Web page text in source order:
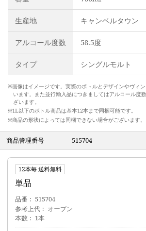
生産地 キャンベルタウン
アルコール度数 58.5度
タイプ シングルモルト
※画像はイメージです。実際のボトルとデザインやヴィ
います。また並行輸入品につきましてはアルコール度
ざいます。
※1L以下のボトル商品は基本12本まで同梱可能です。
※商品の形状によっては同梱できない場合がございます。
商品管理番号 515704
12本毎 送料無料
単品
品番
515704
参考上代
オープン
本数
1本